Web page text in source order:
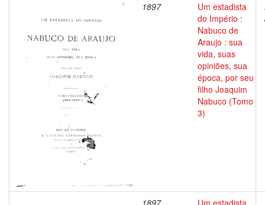
1897
Um estadista
do Império :
Nabuco de
Araujo : sua
vida, suas
opiniões, sua
época, por seu
filho Joaquim
Nabuco (Tomo
3)
1897 Um estadista